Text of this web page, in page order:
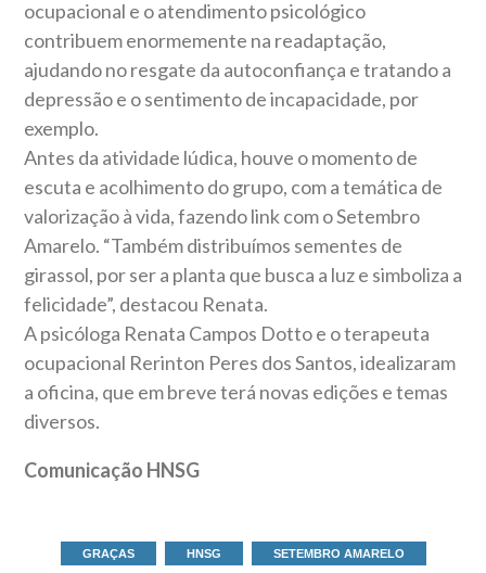
ocupacional e o atendimento psicológico
contribuem enormemente na readaptação,
ajudando no resgate da autoconfiança e tratando a
depressão e o sentimento de incapacidade, por
exemplo.
Antes da atividade lúdica, houve o momento de
escuta e acolhimento do grupo, com a temática de
valorização à vida, fazendo link com o Setembro
Amarelo. “Também distribuímos sementes de
girassol, por ser a planta que busca a luz e simboliza a
felicidade”, destacou Renata.
A psicóloga Renata Campos Dotto e o terapeuta
ocupacional Rerinton Peres dos Santos, idealizaram
a oficina, que em breve terá novas edições e temas
diversos.
Comunicação HNSG
GRAÇAS HNSG SETEMBRO AMARELO